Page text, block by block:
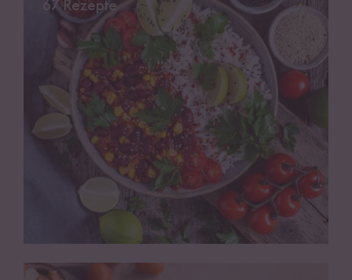
67 Rezepte
Griechische Reisrezepte